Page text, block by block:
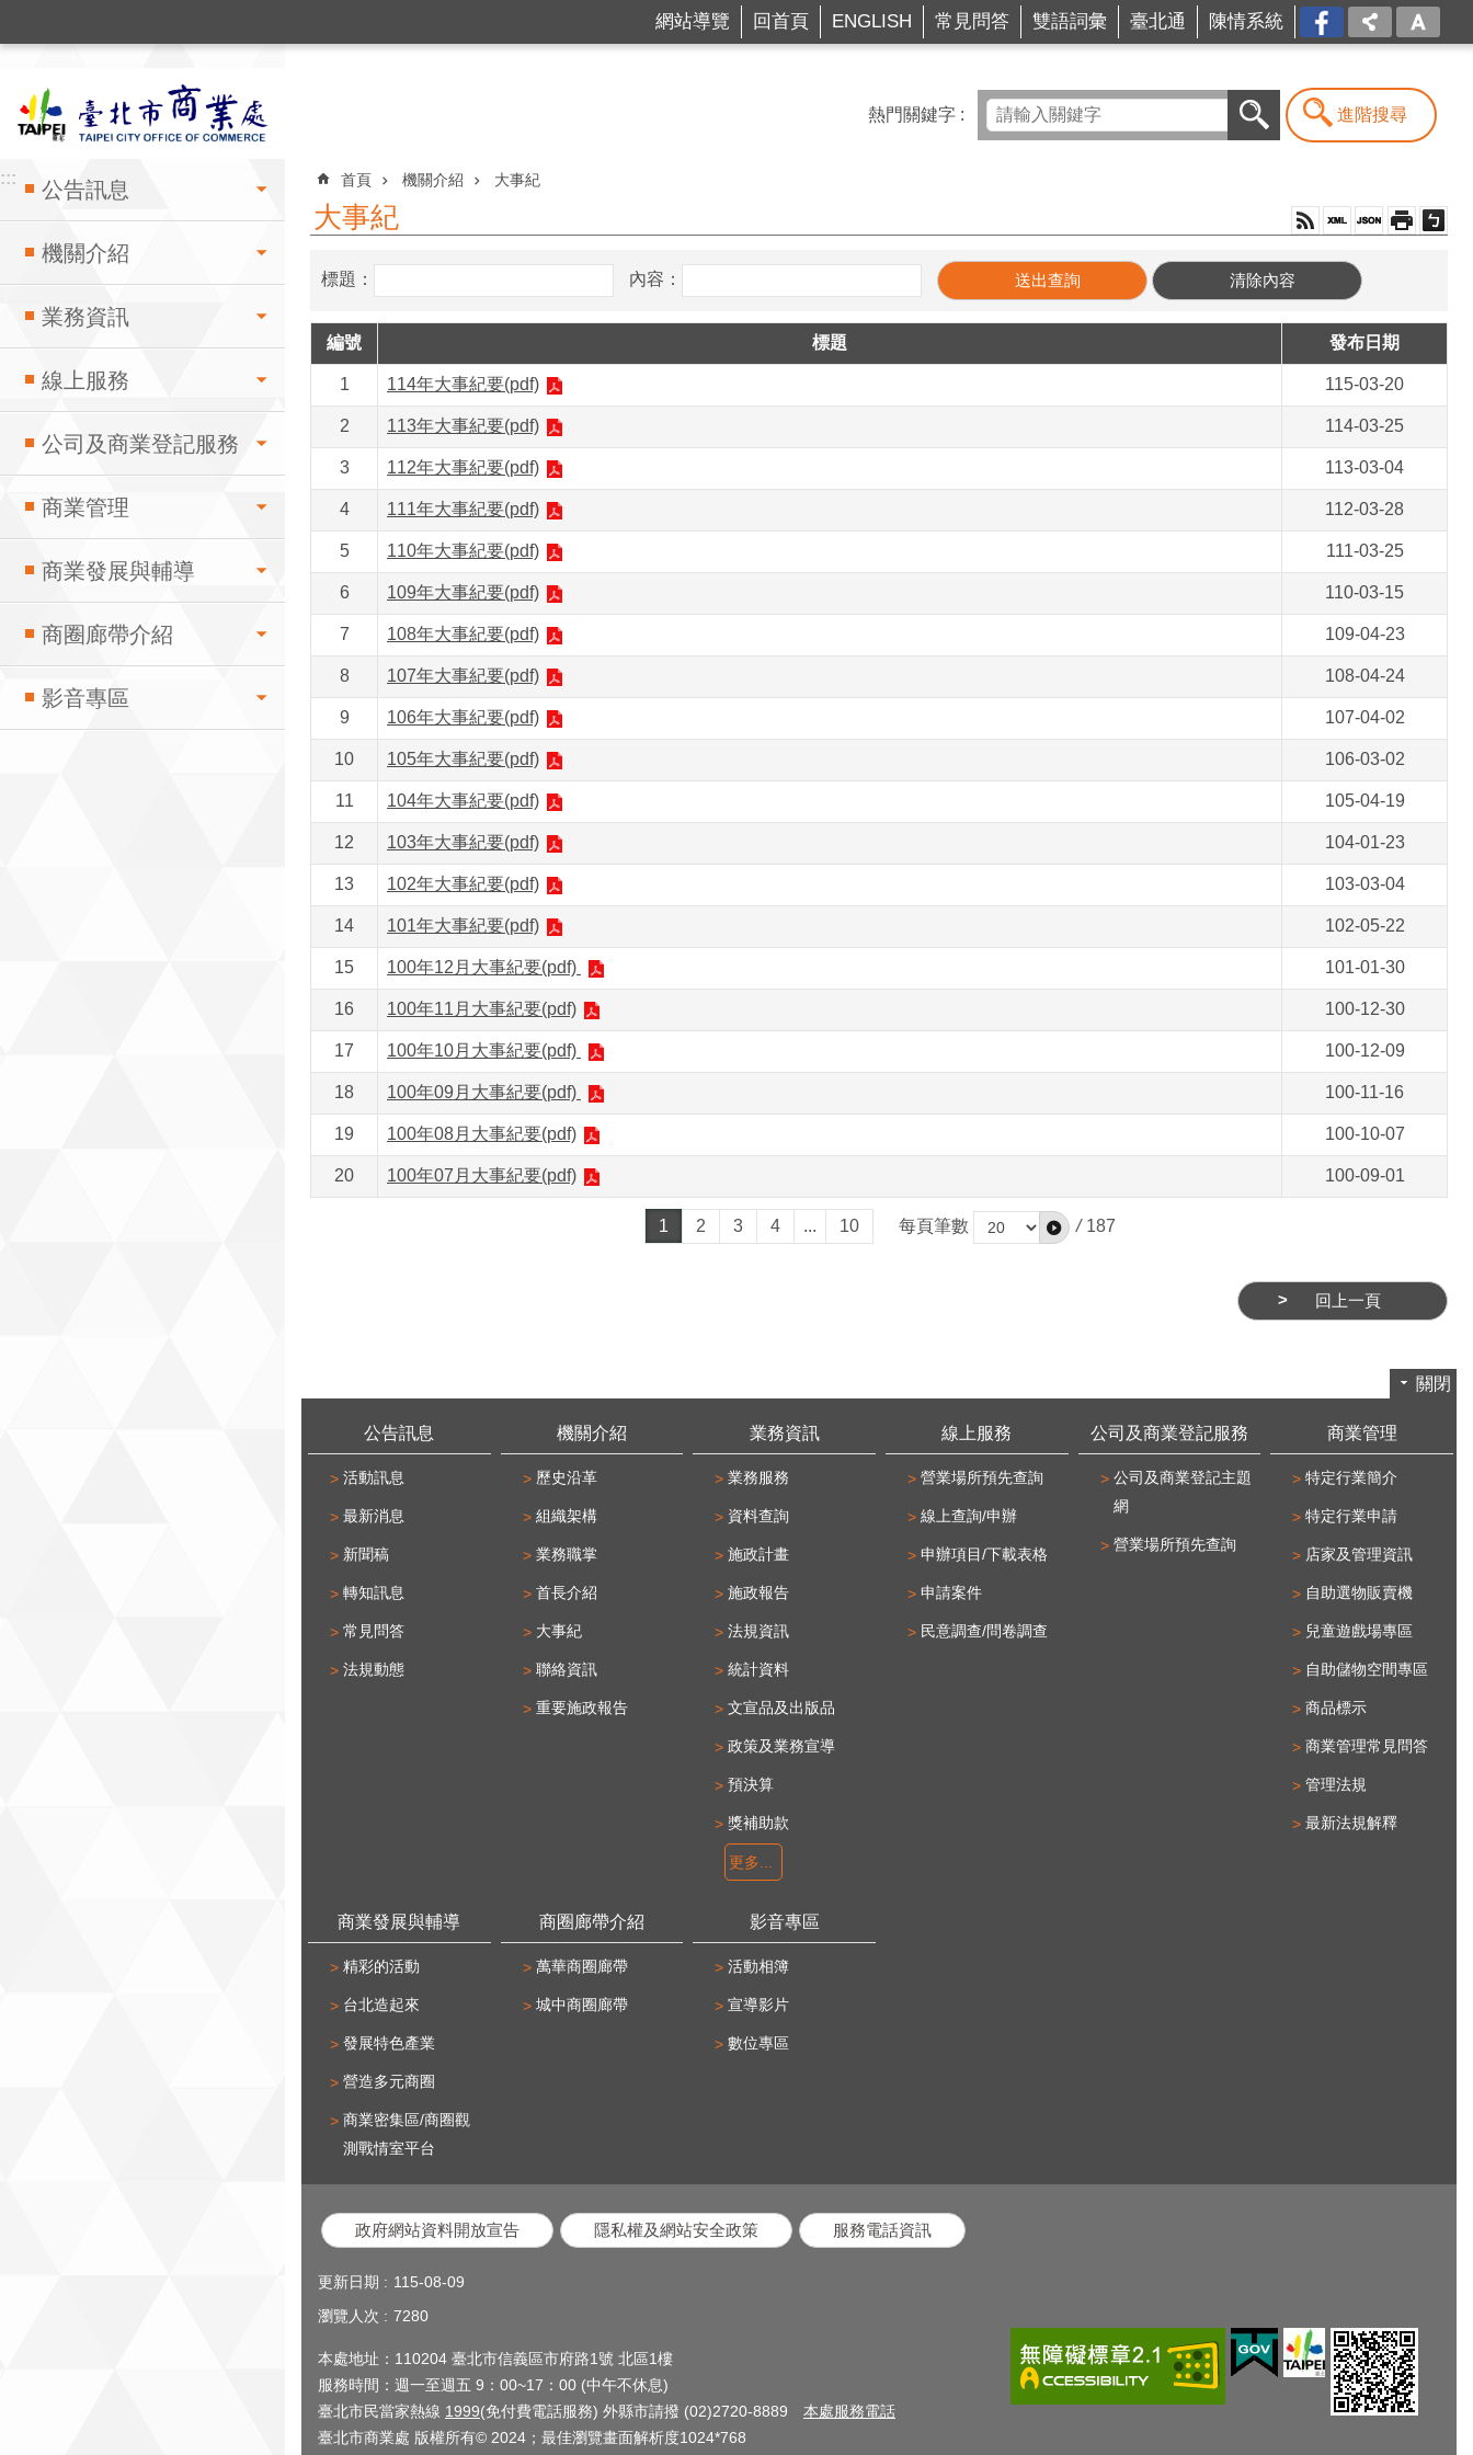
網站導覽 回首頁 ENGLISH 常見問答 雙語詞彙 臺北通 陳情系統 FB
::: 公告訊息
機關介紹
業務資訊
線上服務
公司及商業登記服務
商業管理
商業發展與輔導
商圈廊帶介紹
影音專區
熱門關鍵字 進階搜尋
:::
首頁 機關介紹 大事紀
大事紀
標題： 內容：
編號 標題 發布日期
1 114年大事紀要(pdf) 115-03-20
2 113年大事紀要(pdf) 114-03-25
3 112年大事紀要(pdf) 113-03-04
4 111年大事紀要(pdf) 112-03-28
5 110年大事紀要(pdf) 111-03-25
6 109年大事紀要(pdf) 110-03-15
7 108年大事紀要(pdf) 109-04-23
8 107年大事紀要(pdf) 108-04-24
9 106年大事紀要(pdf) 107-04-02
10 105年大事紀要(pdf) 106-03-02
11 104年大事紀要(pdf) 105-04-19
12 103年大事紀要(pdf) 104-01-23
13 102年大事紀要(pdf) 103-03-04
14 101年大事紀要(pdf) 102-05-22
15 100年12月大事紀要(pdf) 101-01-30
16 100年11月大事紀要(pdf) 100-12-30
17 100年10月大事紀要(pdf) 100-12-09
18 100年09月大事紀要(pdf) 100-11-16
19 100年08月大事紀要(pdf) 100-10-07
20 100年07月大事紀要(pdf) 100-09-01
1 2 3 4 ... 10 每頁筆數 / 187
回上一頁
關閉
公告訊息
活動訊息
最新消息
新聞稿
轉知訊息
常見問答
法規動態
機關介紹
歷史沿革
組織架構
業務職掌
首長介紹
大事紀
聯絡資訊
重要施政報告
業務資訊
業務服務
資料查詢
施政計畫
施政報告
法規資訊
統計資料
文宣品及出版品
政策及業務宣導
預決算
獎補助款
更多...
線上服務
營業場所預先查詢
線上查詢/申辦
申辦項目/下載表格
申請案件
民意調查/問卷調查
公司及商業登記服務
公司及商業登記主題
網
營業場所預先查詢
商業管理
特定行業簡介
特定行業申請
店家及管理資訊
自助選物販賣機
兒童遊戲場專區
自助儲物空間專區
商品標示
商業管理常見問答
管理法規
最新法規解釋
商業發展與輔導
精彩的活動
台北造起來
發展特色產業
營造多元商圈
商業密集區/商圈觀
測戰情室平台
商圈廊帶介紹
萬華商圈廊帶
城中商圈廊帶
影音專區
活動相簿
宣導影片
數位專區
政府網站資料開放宣告 隱私權及網站安全政策 服務電話資訊
更新日期
115-08-09
瀏覽人次
7280
本處地址：110204 臺北市信義區市府路1號 北區1樓
服務時間：週一至週五 9：00~17：00 (中午不休息)
臺北市民當家熱線 1999(免付費電話服務) 外縣市請撥 (02)2720-8889 本處服務電話
臺北市商業處 版權所有© 2024；最佳瀏覽畫面解析度1024*768